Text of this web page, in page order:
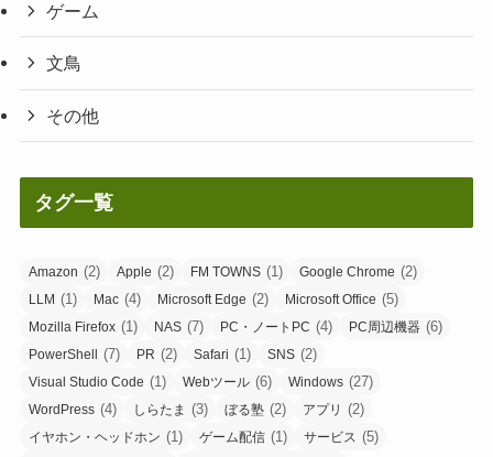
ゲーム
文鳥
その他
タグ一覧
Amazon (2) Apple (2) FM TOWNS (1) Google Chrome (2)
LLM (1) Mac (4) Microsoft Edge (2) Microsoft Office (5)
Mozilla Firefox (1) NAS (7) PC・ノートPC (4) PC周辺機器 (6)
PowerShell (7) PR (2) Safari (1) SNS (2)
Visual Studio Code (1) Webツール (6) Windows (27)
WordPress (4) しらたま (3) ぼる塾 (2) アプリ (2)
イヤホン・ヘッドホン (1) ゲーム配信 (1) サービス (5)